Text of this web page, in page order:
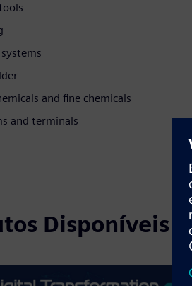
and fine chemicals
and terminals
Disponíveis